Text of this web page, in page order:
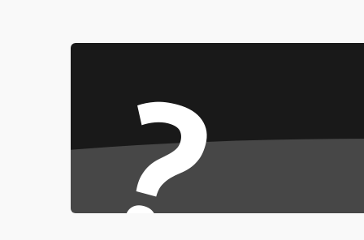
Система охлаждения
?